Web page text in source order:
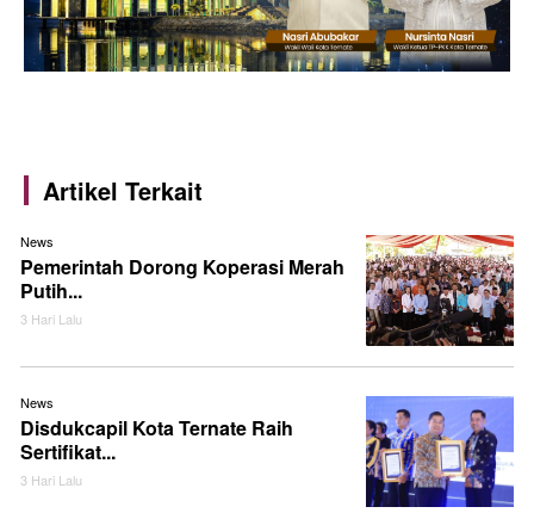
Artikel Terkait
News
Pemerintah Dorong Koperasi Merah
Putih...
3 Hari Lalu
News
Disdukcapil Kota Ternate Raih
Sertifikat...
3 Hari Lalu